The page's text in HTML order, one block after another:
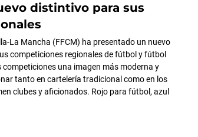
distintivo para sus
La Mancha (FFCM) ha presentado un nuevo
competiciones regionales de fútbol y fútbol
una imagen más moderna y
tanto en cartelería tradicional como en los
clubes y aficionados. Rojo para fútbol, azul